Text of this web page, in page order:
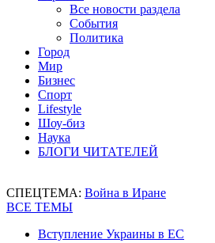
Все новости раздела
События
Политика
Город
Мир
Бизнес
Спорт
Lifestyle
Шоу-биз
Наука
БЛОГИ ЧИТАТЕЛЕЙ
СПЕЦТЕМА: Война в Иране
ВСЕ ТЕМЫ
Вступление Украины в ЕС